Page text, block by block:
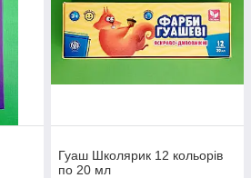
Гуаш Школярик 12 кольорів
по 20 мл